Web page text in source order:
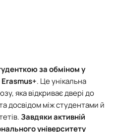
за обміном у
. Це унікальна
яка відкриває двері до
досвідом між студентами й
Завдяки активній
університету